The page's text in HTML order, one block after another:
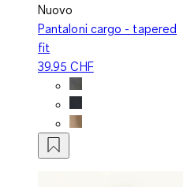
Nuovo
Pantaloni cargo - tapered
fit
39.95 CHF